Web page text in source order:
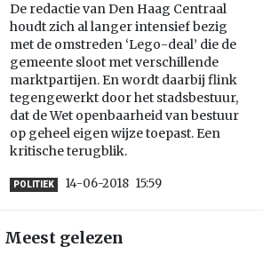
De redactie van Den Haag Centraal
houdt zich al langer intensief bezig
met de omstreden ‘Lego-deal’ die de
gemeente sloot met verschillende
marktpartijen. En wordt daarbij flink
tegengewerkt door het stadsbestuur,
dat de Wet openbaarheid van bestuur
op geheel eigen wijze toepast. Een
kritische terugblik.
POLITIEK 14-06-2018 15:59
Meest gelezen